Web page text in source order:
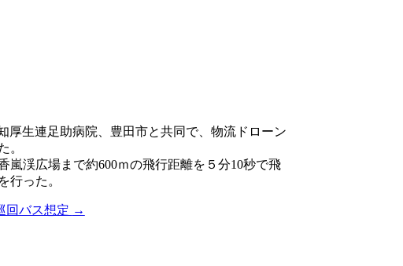
厚生連足助病院、豊田市と共同で、物流ドローン
。
嵐渓広場まで約600ｍの飛行距離を５分10秒で飛
行った。
回バス想定 →